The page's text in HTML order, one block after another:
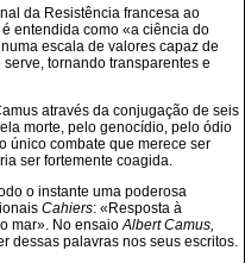
da Resistência francesa ao
entendida como «a ciência do
escala de valores capaz de
tornando transparentes e
através da conjugação de seis
morte, pelo genocídio, pelo ódio
único combate que merece ser
ser fortemente coagida.
o instante uma poderosa
Cahiers: «Resposta à
mar». No ensaioAlbert Camus,
dessas palavras nos seus escritos.